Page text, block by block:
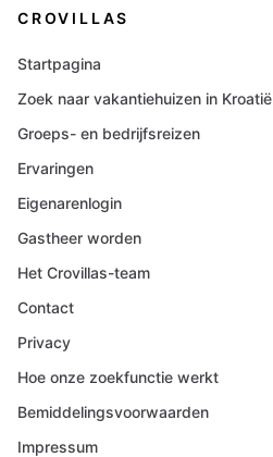
CROVILLAS
Startpagina
Zoek naar vakantiehuizen in Kroatië
Groeps- en bedrijfsreizen
Ervaringen
Eigenarenlogin
Gastheer worden
Het Crovillas-team
Contact
Privacy
Hoe onze zoekfunctie werkt
Bemiddelingsvoorwaarden
Impressum